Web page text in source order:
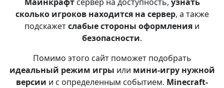
сколько игроков находится на сервер, а также
подскажетслабые стороны оформления и
безопасности.
Помимо этого сайт поможет подобрать
идеальный режим игры или мини-игру нужной
версии и с определенным событием. Minecraft-